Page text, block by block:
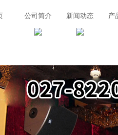
公司简介 新闻动态 产